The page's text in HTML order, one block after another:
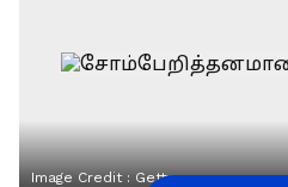
Image Credit : Getty